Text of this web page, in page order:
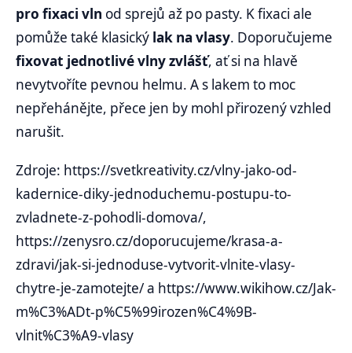
pro fixaci vln od sprejů až po pasty. K fixaci ale
pomůže také klasický lak na vlasy. Doporučujeme
fixovat jednotlivé vlny zvlášť, ať si na hlavě
nevytvoříte pevnou helmu. A s lakem to moc
nepřehánějte, přece jen by mohl přirozený vzhled
narušit.
Zdroje: https://svetkreativity.cz/vlny-jako-od-
kadernice-diky-jednoduchemu-postupu-to-
zvladnete-z-pohodli-domova/,
https://zenysro.cz/doporucujeme/krasa-a-
zdravi/jak-si-jednoduse-vytvorit-vlnite-vlasy-
chytre-je-zamotejte/ a https://www.wikihow.cz/Jak-
m%C3%ADt-p%C5%99irozen%C4%9B-
vlnit%C3%A9-vlasy